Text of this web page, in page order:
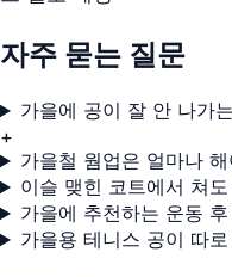
자주 묻는 질문
가을에 공이 잘 안 나가
+
가을철 웜업은 얼마나
이슬 맺힌 코트에서 쳐
가을에 추천하는 운동
가을용 테니스 공이 따